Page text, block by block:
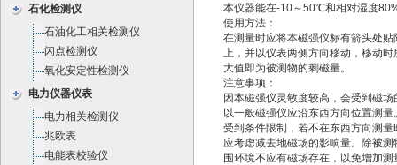
石化检测仪
石油化工相关检测仪
闪点检测仪
氧化安定性检测仪
电力仪器仪表
电力相关检测仪
兆欧表
电能表校验仪
本仪器能在-10～50℃和相对湿度
使用方法：
在测量时应将本磁强仪标有箭头处贴
上，并以仪表两侧方向移动，移动时
大值即为被测物的剩磁量。
注意事项：
因本磁强仪灵敏度较高，会受到磁场
以一般磁强仪应沿东西方向位置测量
受到条件限制，若不在东西方向测量
应考虑减去地磁场的影响量。除被测
围环境不应有磁场存在，以免增加测